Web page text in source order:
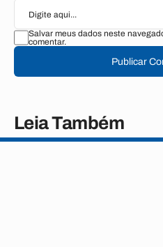
Salvar meus dados neste
comentar.
Publicar
Leia Também